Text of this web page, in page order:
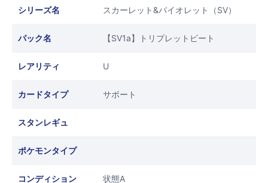
シリーズ名 スカーレット&バイオレット（SV）
パック名 【SV1a】トリプレットビート
レアリティ U
カードタイプ サポート
スタンレギュ
ポケモンタイプ
コンディション 状態A